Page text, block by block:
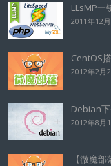
LLsMP一
2011年12
CentOS
2012年2月
Debian
2012年8月
【微魔